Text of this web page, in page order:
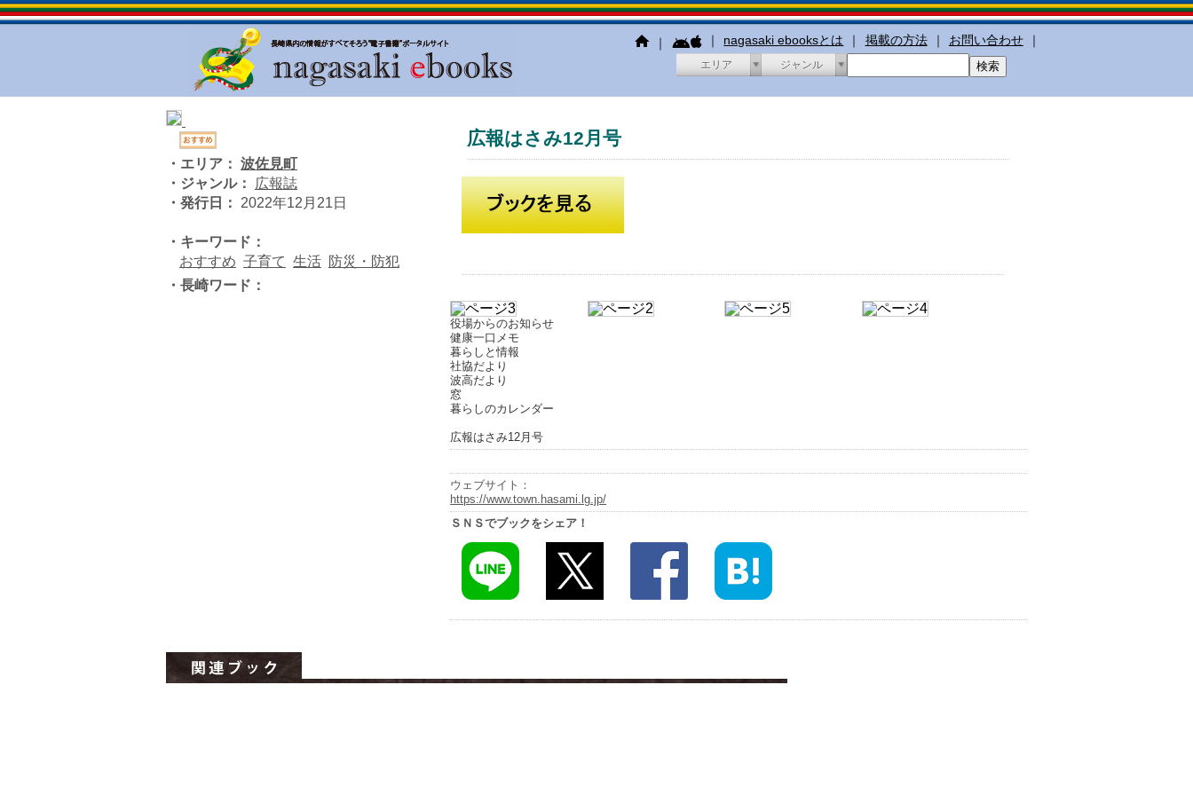
｜ ｜ nagasaki ebooksとは ｜ 掲載の方法 ｜ お問い合わせ ｜
エリア ジャンル
広報はさみ12月号
・エリア： 波佐見町
・ジャンル：
広報誌
・発行日：
2022年12月21日
・キーワード：
おすすめ 子育て 生活 防災・防犯
・長崎ワード：
役場からのお知らせ
健康一口メモ
暮らしと情報
社協だより
波高だより
窓
暮らしのカレンダー
広報はさみ12月号
ウェブサイト：
https://www.town.hasami.lg.jp/
ＳＮＳでブックをシェア！